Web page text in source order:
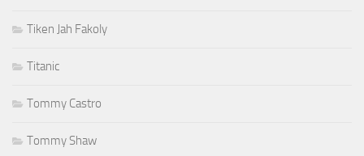
Tiken Jah Fakoly
Titanic
Tommy Castro
Tommy Shaw